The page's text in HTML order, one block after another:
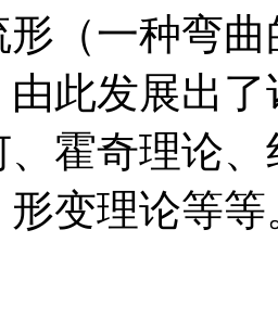
（一种弯
由此发展出
霍奇理论
变理论等等